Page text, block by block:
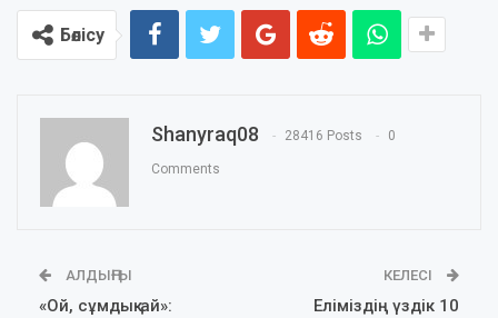
Бөлісу
Shanyraq08 28416 Posts 0
Comments
АЛДЫҢҒЫ
«Ой, сұмдық-ай»:
КЕЛЕСІ
Еліміздің үздік 10